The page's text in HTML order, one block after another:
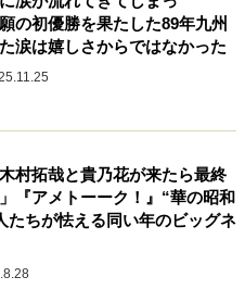
力
次世代へのバトン
ルーティン
20代の現在地
20代の土台
初優勝を果たした89年九州
涙は嬉しさからではなかった
村拓哉と貴乃花が来たら最終
『アメトーーク！』“華の昭和
たちが怯える同い年のビッグネ